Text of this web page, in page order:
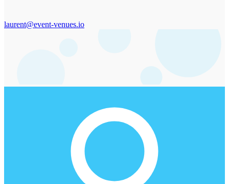
laurent@event-venues.io